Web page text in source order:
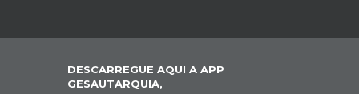
DESCARREGUE AQUI A APP
GESAUTARQUIA,